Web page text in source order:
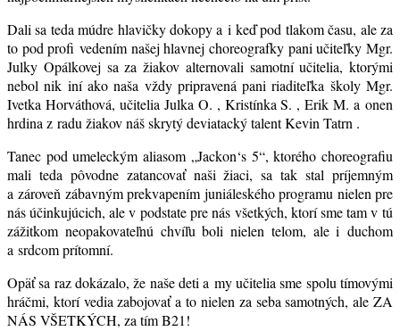
Dali sa teda múdre hlavičky dokopy a i keď pod tlakom času, ale za
to pod profi vedením našej hlavnej choreografky pani učiteľky Mgr.
Julky Opálkovej sa za žiakov alternovali samotní učitelia, ktorými
nebol nik iní ako naša vždy pripravená pani riaditeľka školy Mgr.
Ivetka Horváthová, učitelia Julka O. , Kristínka S. , Erik M. a onen
hrdina z radu žiakov náš skrytý deviatacký talent Kevin Tatrn .
Tanec pod umeleckým aliasom „Jackon‘s 5“, ktorého choreografiu
mali teda pôvodne zatancovať naši žiaci, sa tak stal príjemným
a zároveň zábavným prekvapením juniáleského programu nielen pre
nás účinkujúcich, ale v podstate pre nás všetkých, ktorí sme tam v tú
zážitkom neopakovateľnú chvíľu boli nielen telom, ale i duchom
a srdcom prítomní.
Opäť sa raz dokázalo, že naše deti a my učitelia sme spolu tímovými
hráčmi, ktorí vedia zabojovať a to nielen za seba samotných, ale ZA
NÁS VŠETKÝCH, za tím B21!